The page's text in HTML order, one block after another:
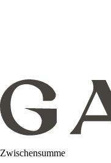
Zwischensumme